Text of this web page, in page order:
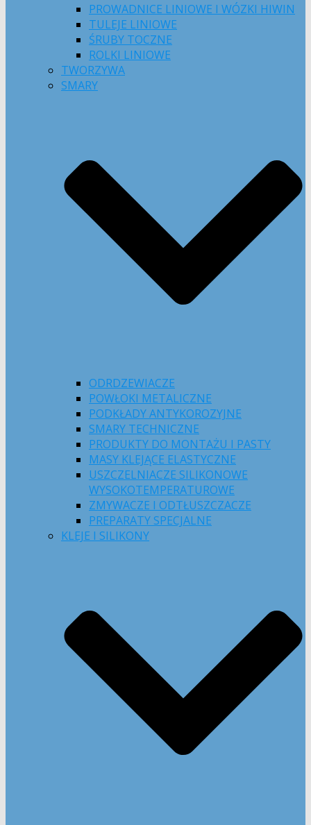
PROWADNICE LINIOWE I WÓZKI HIWIN
TULEJE LINIOWE
ŚRUBY TOCZNE
ROLKI LINIOWE
TWORZYWA
SMARY
ODRDZEWIACZE
POWŁOKI METALICZNE
PODKŁADY ANTYKOROZYJNE
SMARY TECHNICZNE
PRODUKTY DO MONTAŻU I PASTY
MASY KLEJĄCE ELASTYCZNE
USZCZELNIACZE SILIKONOWE
WYSOKOTEMPERATUROWE
ZMYWACZE I ODTŁUSZCZACZE
PREPARATY SPECJALNE
KLEJE I SILIKONY